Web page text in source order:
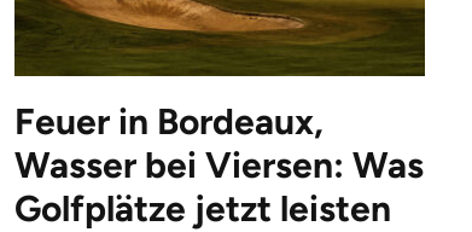
Feuer in Bordeaux,
Wasser bei Viersen: Was
Golfplätze jetzt leisten